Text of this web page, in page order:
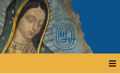
Skip
to
content